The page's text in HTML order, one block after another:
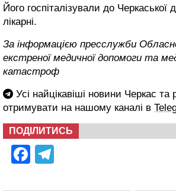
Його госпіталізували до Черкаської
лікарні.
За інформацією пресслужби
екстреної медичної допомоги та
катастроф
Усі найцікавіші новини Черкас та
отримувати на нашому каналі в
ПОДІЛИТИСЬ
Facebook